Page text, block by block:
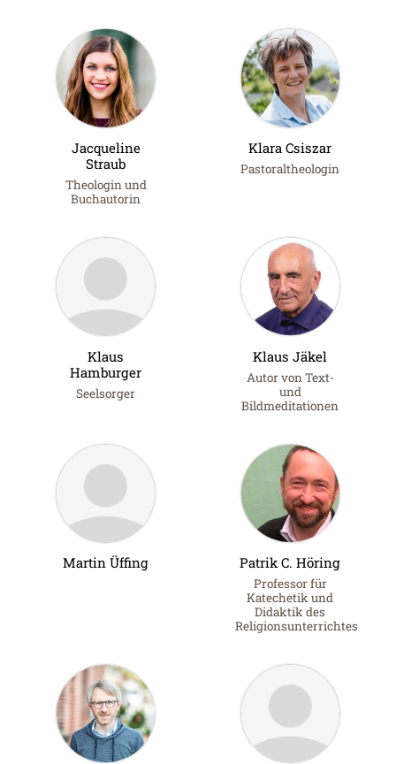
Jacqueline
Straub
Theologin und
Buchautorin
Klara Csiszar
Pastoraltheologin
Klaus
Hamburger
Seelsorger
Klaus Jäkel
Autor von Text-
und
Bildmeditationen
Martin Üffing Patrik C. Höring
Professor für
Katechetik und
Didaktik des
Religionsunterrichtes